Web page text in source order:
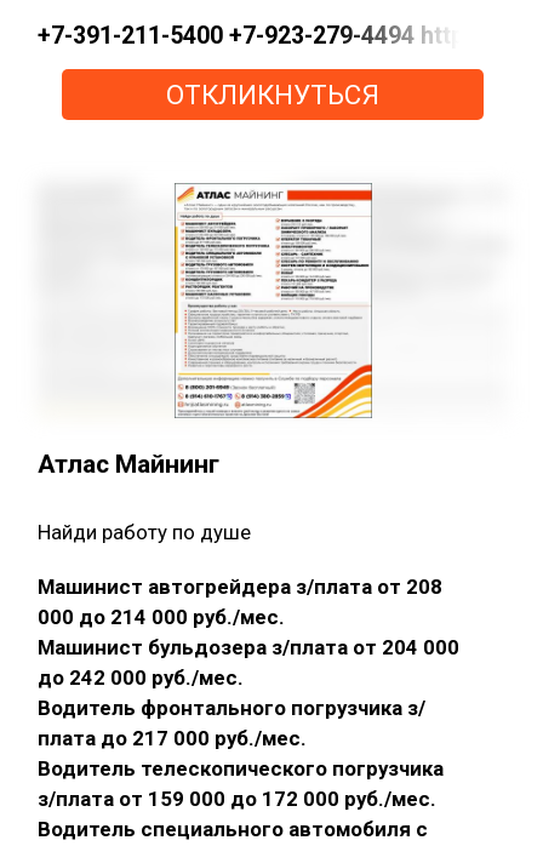
+7-391-211-5400 +7-923-279-4494 https://
ОТКЛИКНУТЬСЯ
Атлас Майнинг
Найди работу по душе
Машинист автогрейдера з/плата от 208
000 до 214 000 руб./мес.
Машинист бульдозера з/плата от 204 000
до 242 000 руб./мес.
Водитель фронтального погрузчика з/
плата до 217 000 руб./мес.
Водитель телескопического погрузчика
з/плата от 159 000 до 172 000 руб./мес.
Водитель специального автомобиля с